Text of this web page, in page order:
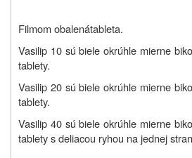
Filmom obalenátableta.
Vasilip 10 sú biele okrúhle mierne
tablety.
Vasilip 20 sú biele okrúhle mierne
tablety.
Vasilip 40 sú biele okrúhle mierne
tablety s deliacou ryhou na jednej